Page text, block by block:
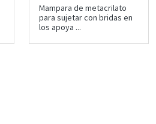
Mampara de metacrilato
para sujetar con bridas en
los apoya ...